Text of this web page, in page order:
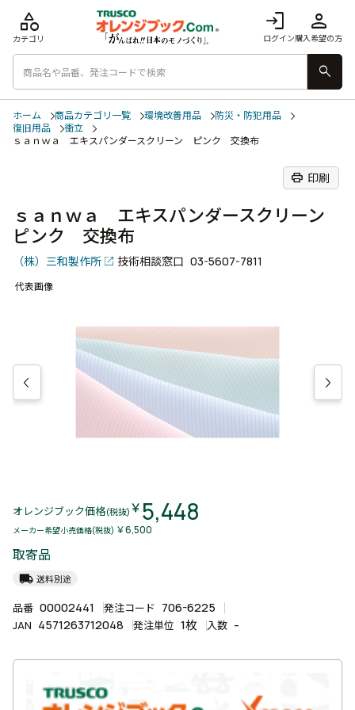
login
ログイン
person
購入希望の方
category
カテゴリ
search
ホーム 商品カテゴリ一覧 環境改善用品
防災・防犯用品
復旧用品
衝立
ｓａｎｗａ エキスパンダースクリーン ピンク 交換布
print 印刷
ｓａｎｗａ エキスパンダースクリーン
ピンク 交換布
（株）三和製作所 技術相談窓口 03-5607-7811
代表画像
オレンジブック価格(税抜) ￥5,448
メーカー希望小売価格(税抜) ￥6,500
取寄品
local_shipping 送料別途
品番 00002441 発注コード 706-6225
JAN 4571263712048 発注単位 1枚 入数 -